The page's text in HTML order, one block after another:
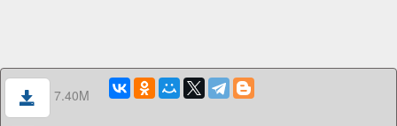
7.40M